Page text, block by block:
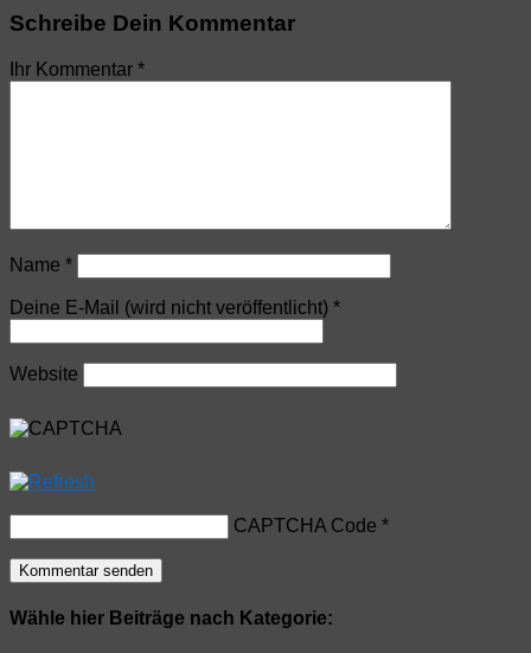
Schreibe Dein Kommentar
Ihr Kommentar *
Name *
Deine E-Mail (wird nicht veröffentlicht) *
Website
CAPTCHA Code *
Wähle hier Beiträge nach Kategorie: